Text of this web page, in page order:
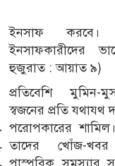
ইনসাফ করবে।
ইনসাফকারীদের
হুজুরাত : আয়াত ৯)
প্রতিবেশি মুমিন-
স্বজনের প্রতি যথাযথ
পরোপকারের শামিল।
তাদের খোঁজ-